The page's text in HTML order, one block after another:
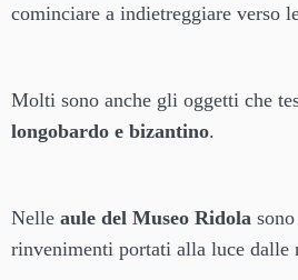
cominciare a indietreggiare verso
Molti sono anche gli oggetti che
longobardo e bizantino.
Nelle aule del Museo Ridola
rinvenimenti portati alla luce dalle